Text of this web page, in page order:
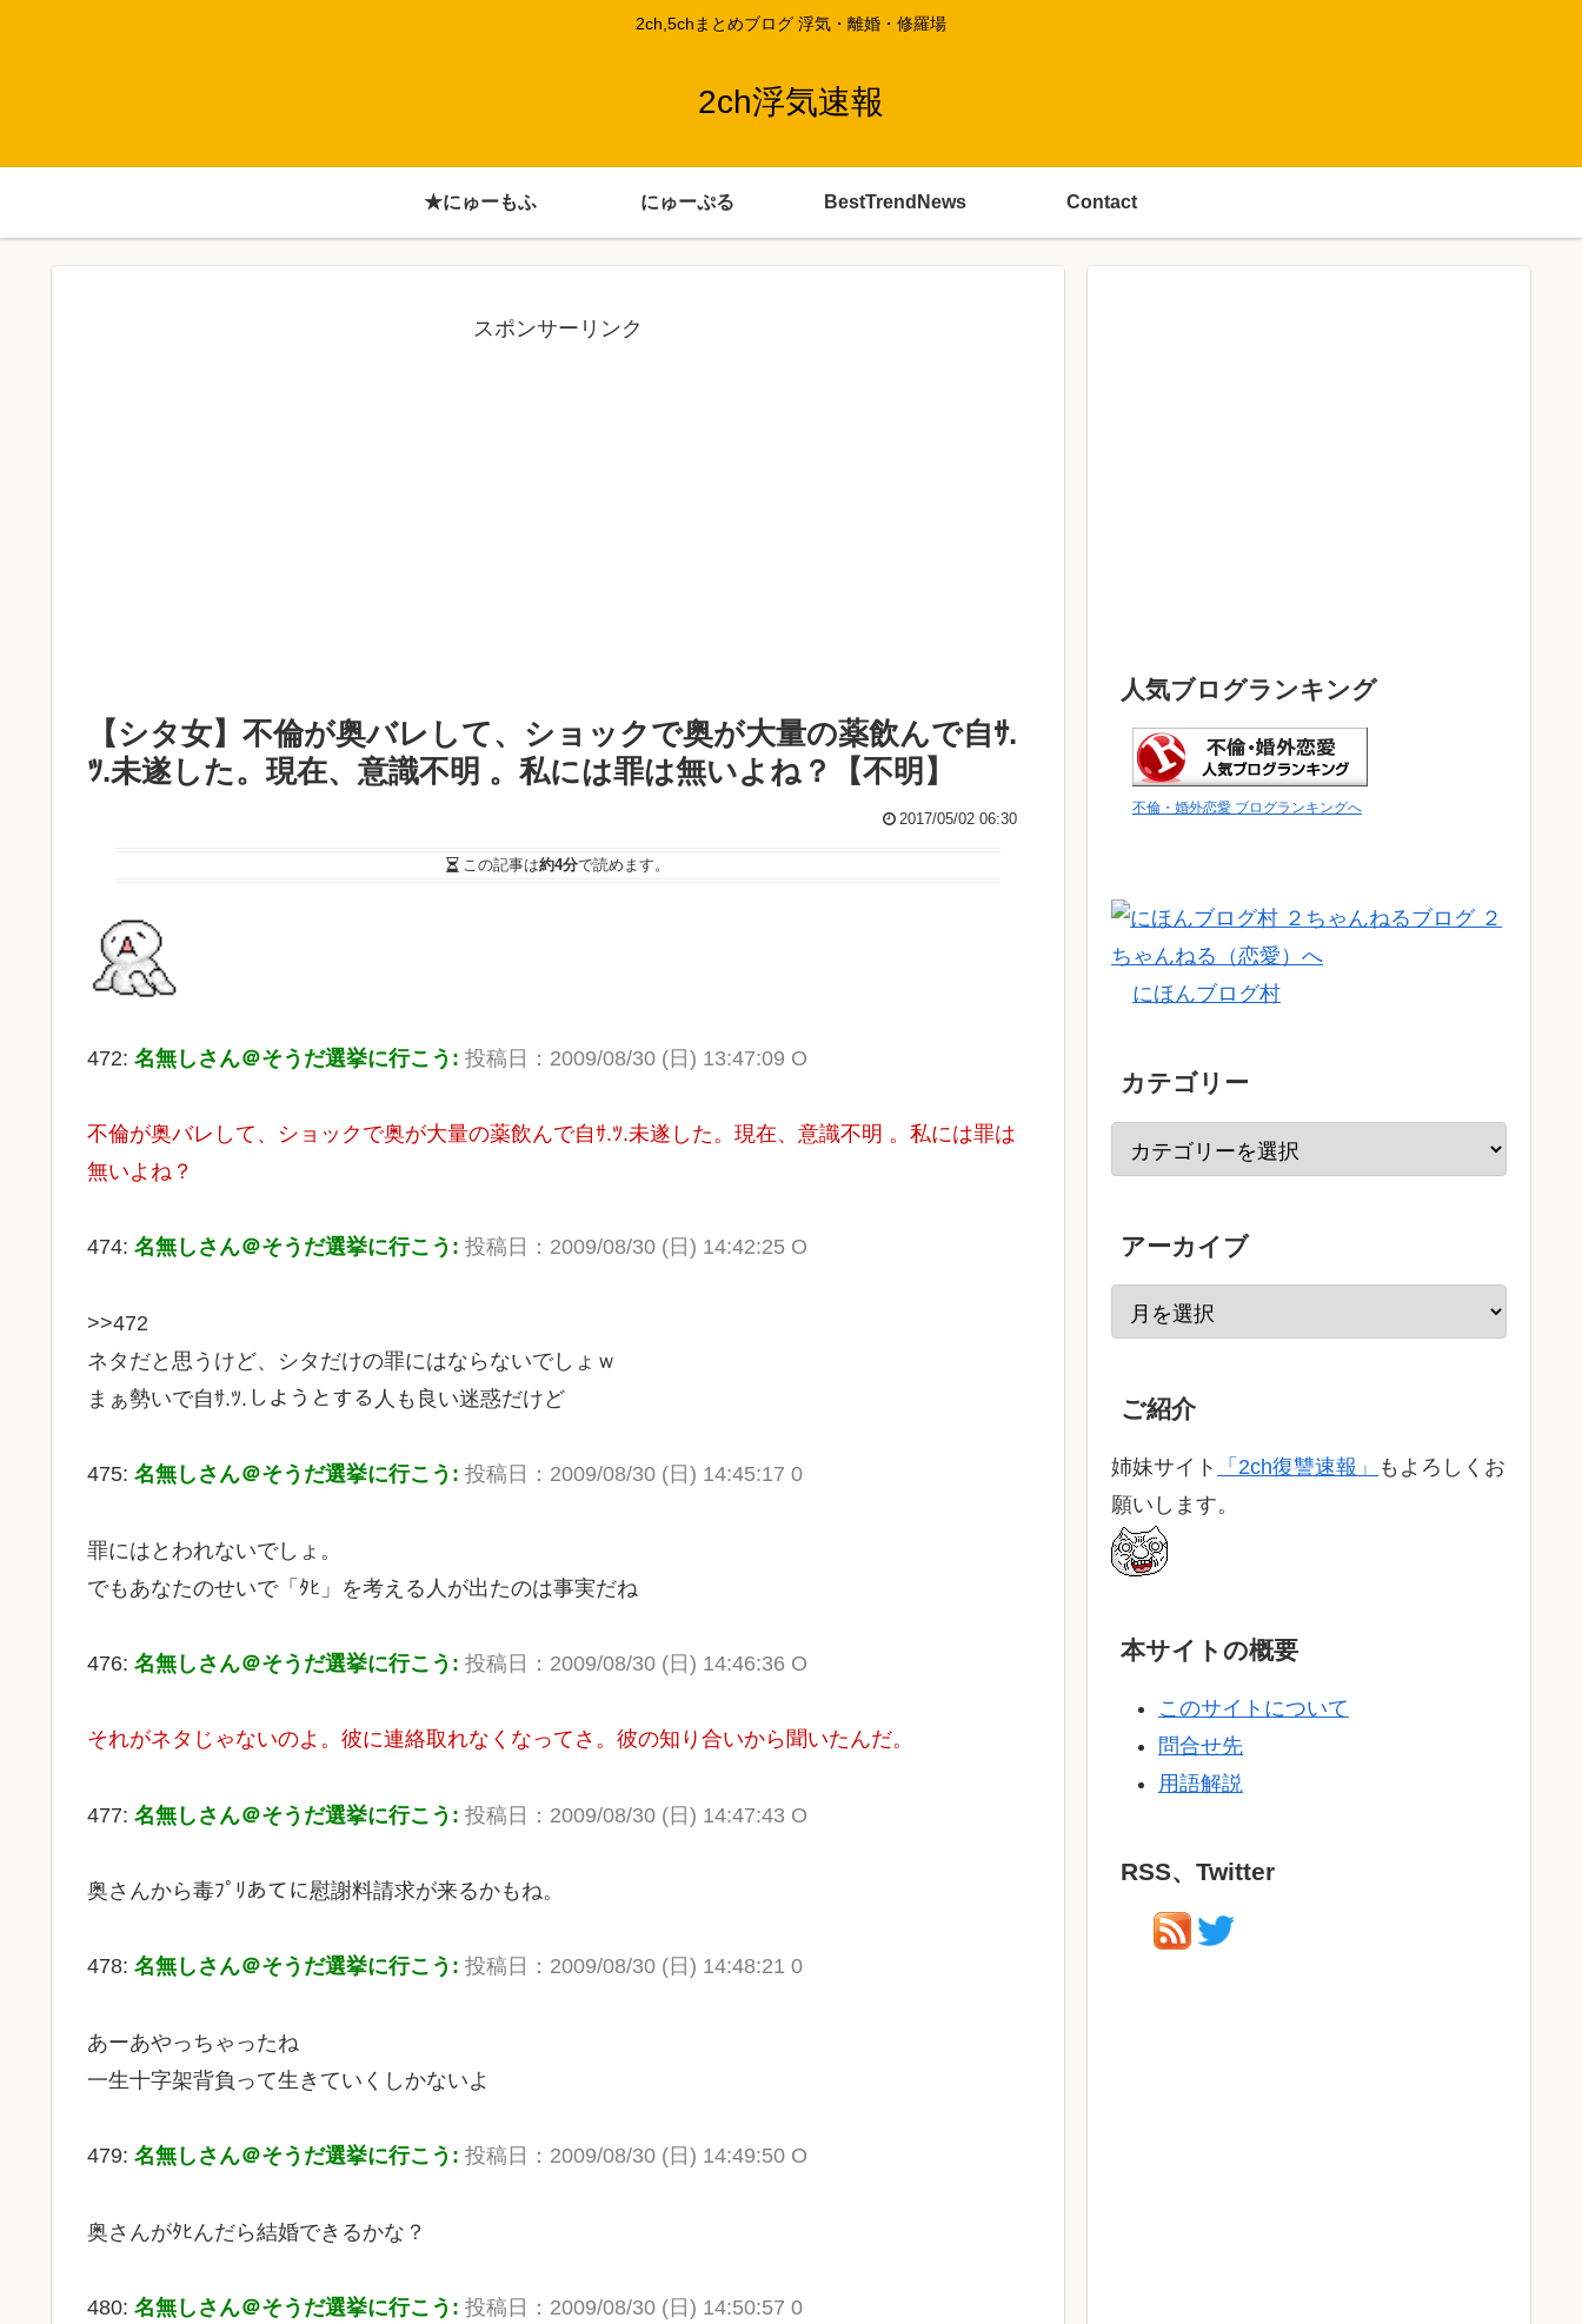
2ch,5chまとめブログ 浮気・離婚・修羅場
2ch浮気速報
★にゅーもふ にゅーぷる BestTrendNews Contact
スポンサーリンク
【シタ女】不倫が奥バレして、ショックで奥が大量の薬飲んで自ｻ.
ﾂ.未遂した。現在、意識不明 。私には罪は無いよね？【不明】
2017/05/02 06:30
この記事は約4分で読めます。
472: 名無しさん＠そうだ選挙に行こう: 投稿日：2009/08/30 (日) 13:47:09 O
不倫が奥バレして、ショックで奥が大量の薬飲んで自ｻ.ﾂ.未遂した。現在、意識不明 。私には罪は
無いよね？
474: 名無しさん＠そうだ選挙に行こう: 投稿日：2009/08/30 (日) 14:42:25 O
>>472
ネタだと思うけど、シタだけの罪にはならないでしょｗ
まぁ勢いで自ｻ.ﾂ.しようとする人も良い迷惑だけど
475: 名無しさん＠そうだ選挙に行こう: 投稿日：2009/08/30 (日) 14:45:17 0
罪にはとわれないでしょ。
でもあなたのせいで「ﾀﾋ」を考える人が出たのは事実だね
476: 名無しさん＠そうだ選挙に行こう: 投稿日：2009/08/30 (日) 14:46:36 O
それがネタじゃないのよ。彼に連絡取れなくなってさ。彼の知り合いから聞いたんだ。
477: 名無しさん＠そうだ選挙に行こう: 投稿日：2009/08/30 (日) 14:47:43 O
奥さんから毒ﾌﾟﾘあてに慰謝料請求が来るかもね。
478: 名無しさん＠そうだ選挙に行こう: 投稿日：2009/08/30 (日) 14:48:21 0
あーあやっちゃったね
一生十字架背負って生きていくしかないよ
479: 名無しさん＠そうだ選挙に行こう: 投稿日：2009/08/30 (日) 14:49:50 O
奥さんがﾀﾋんだら結婚できるかな？
480: 名無しさん＠そうだ選挙に行こう: 投稿日：2009/08/30 (日) 14:50:57 0
人気ブログランキング
不倫・婚外恋愛 ブログランキングへ
にほんブログ村
カテゴリー
アーカイブ
ご紹介
姉妹サイト 「2ch復讐速報」
もよろしくお
願いします。
本サイトの概要
このサイトについて
問合せ先
用語解説
RSS、Twitter